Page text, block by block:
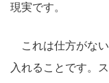
現実です。
これは仕方がな
入れることです。